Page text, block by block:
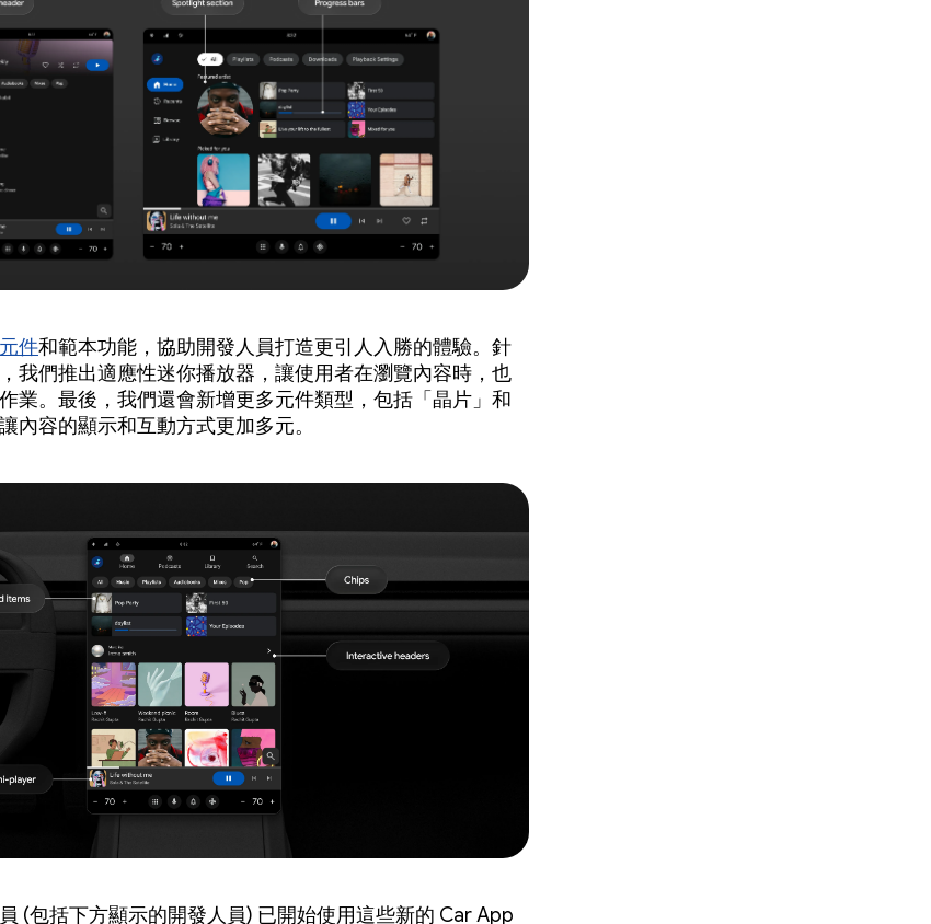
元件和範本功能，協助開發人員打造更引人入勝的體驗。針
我們推出適應性迷你播放器，讓使用者在瀏覽內容時，也
業。最後，我們還會新增更多元件類型，包括「晶片」 和
讓內容的顯示和互動方式更加多元。
(包括下方顯示的開發人員) 已開始使用這些新的 Car App